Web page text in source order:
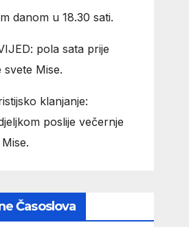
danom u 18.30 sati.
pola sata prije
svete Mise.
klanjanje:
poslije večernje
Časoslova